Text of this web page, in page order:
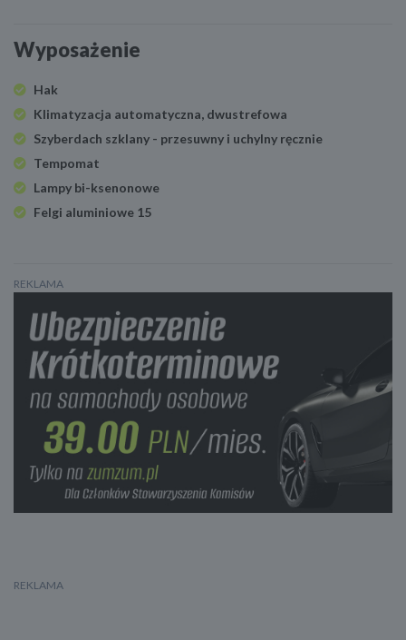
Wyposażenie
Hak
Klimatyzacja automatyczna, dwustrefowa
Szyberdach szklany - przesuwny i uchylny ręcznie
Tempomat
Lampy bi-ksenonowe
Felgi aluminiowe 15
REKLAMA